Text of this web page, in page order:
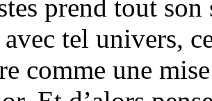
prend tout
tel univers,
comme une